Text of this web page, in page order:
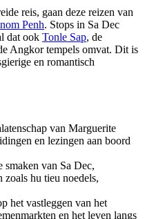
reis, gaan deze reizen van
Penh. Stops in Sa Dec
dat ook Tonle Sap, de
Angkor tempels omvat. Dit is
en romantisch
van Marguerite
en lezingen aan boord
smaken van Sa Dec,
zoals hu tieu noedels,
het vastleggen van het
en het leven langs